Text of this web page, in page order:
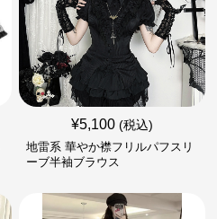
¥5,100 (税込)
地雷系 華やか襟フリルパフスリ
ーブ半袖ブラウス